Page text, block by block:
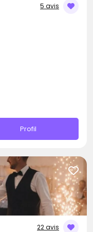
5 avis
Profil
22 avis